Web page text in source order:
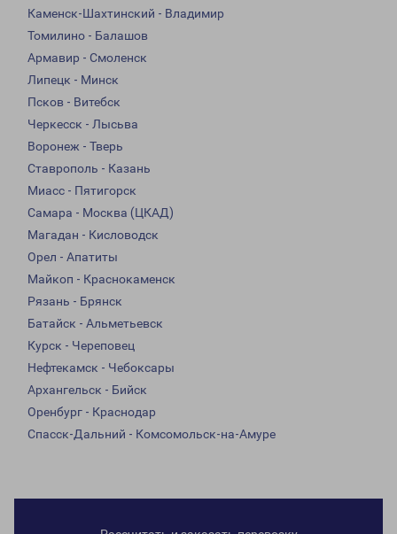
Каменск-Шахтинский - Владимир
Томилино - Балашов
Армавир - Смоленск
Липецк - Минск
Псков - Витебск
Черкесск - Лысьва
Воронеж - Тверь
Ставрополь - Казань
Миасс - Пятигорск
Самара - Москва (ЦКАД)
Магадан - Кисловодск
Орел - Апатиты
Майкоп - Краснокаменск
Рязань - Брянск
Батайск - Альметьевск
Курск - Череповец
Нефтекамск - Чебоксары
Архангельск - Бийск
Оренбург - Краснодар
Спасск-Дальний - Комсомольск-на-Амуре